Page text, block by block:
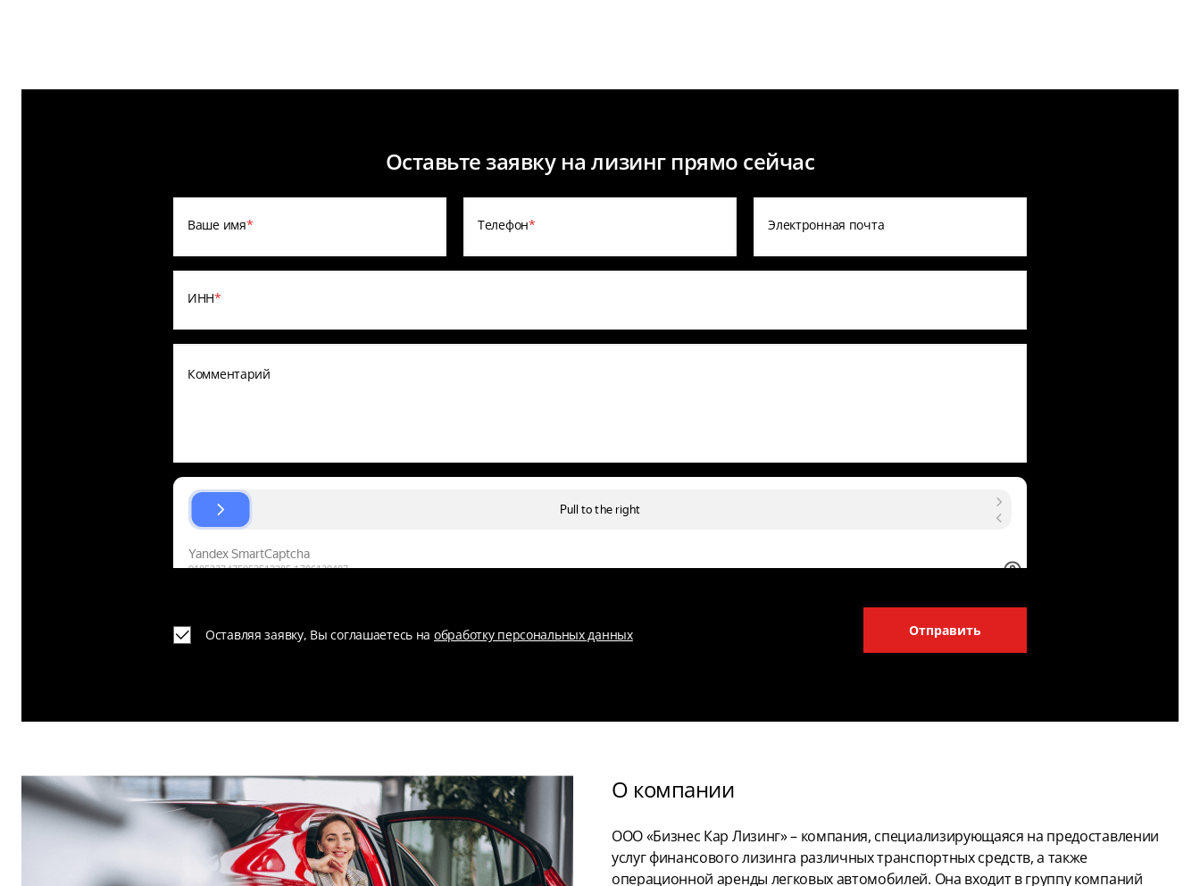
Оставьте заявку на лизинг прямо сейчас
Ваше имя* Телефон* Электронная почта
ИНН*
Оставляя заявку, Вы соглашаетесь на обработку персональных данных Отправить
О компании
ООО «Бизнес Кар Лизинг» – компания, специализирующаяся на предоставлении
услуг финансового лизинга различных транспортных средств, а также
операционной аренды легковых автомобилей. Она входит в группу компаний